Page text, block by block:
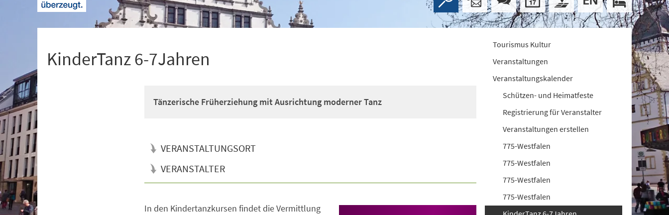
KinderTanz 6-7Jahren
Tänzerische Früherziehung mit Ausrichtung moderner Tanz
VERANSTALTUNGSORT
VERANSTALTER
In den Kindertanzkursen findet die Vermittlung
Tourismus Kultur
Veranstaltungen
Veranstaltungskalender
Schützen- und Heimatfeste
Registrierung für Veranstalter
Veranstaltungen erstellen
775-Westfalen
775-Westfalen
775-Westfalen
775-Westfalen